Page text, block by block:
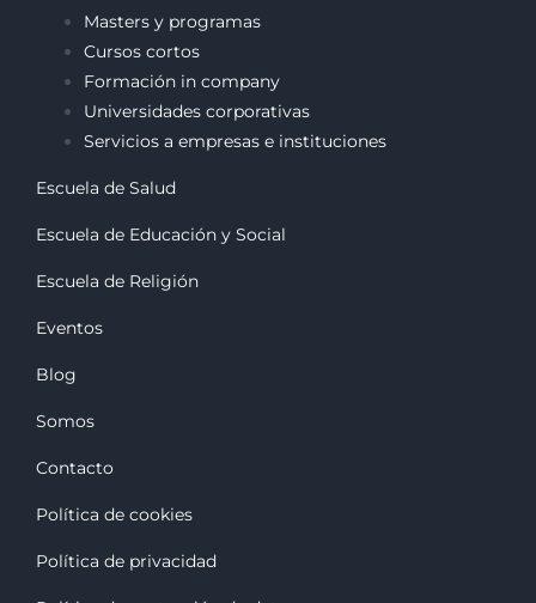
Masters y programas
Cursos cortos
Formación in company
Universidades corporativas
Servicios a empresas e instituciones
Escuela de Salud
Escuela de Educación y Social
Escuela de Religión
Eventos
Blog
Somos
Contacto
Política de cookies
Política de privacidad